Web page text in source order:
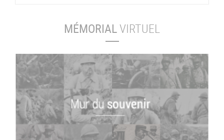
MÉMORIALVIRTUEL